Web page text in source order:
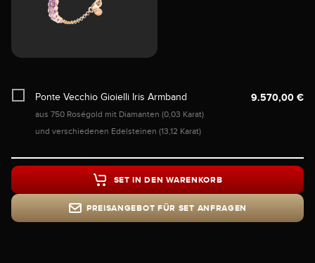
Ponte Vecchio Gioielli Iris Armband
aus 750 Roségold mit Diamanten (0,03 Karat)
und verschiedenen Edelsteinen (13,12 Karat)
9.570,00 €
PREISANGEBOT FÜR SET ANFRAGEN
SET IN DEN WARENKORB